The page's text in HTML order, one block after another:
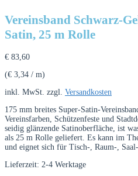
Vereinsband Schwarz-
Satin, 25 m Rolle
€ 83,60
(€ 3,34 / m)
inkl. MwSt. zzgl. Versandkosten
175 mm breites Super-Satin-
Vereinsfarben, Schützenfeste und
seidig glänzende Satinoberfläche, ist
als 25 m Rolle geliefert. Es kann im
und eignet sich für Tisch-, Raum-,
Lieferzeit: 2-4 Werktage